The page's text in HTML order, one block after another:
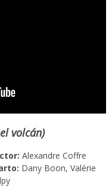
volcán)
Alexandre Coffre
Dany Boon, Valérie